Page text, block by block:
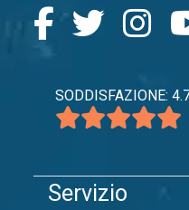
SODDISFAZIONE:
Servizio